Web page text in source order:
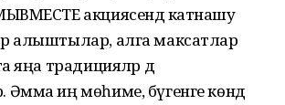
акциясендә катнашу
алыштылар, алга максатлар
яңа традицияләр дә
иң мөһиме, бүгенге көндә